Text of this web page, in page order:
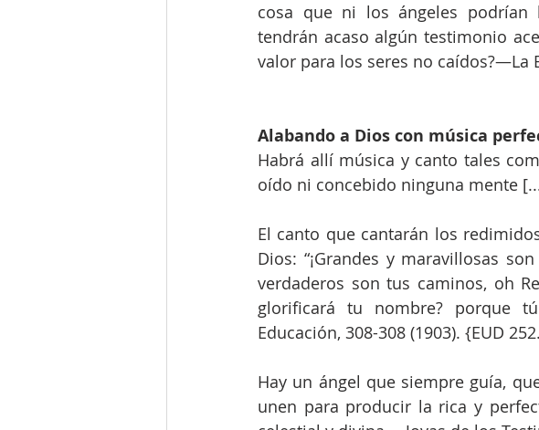
cosa que ni los ángeles podrían
tendrán acaso algún testimonio
valor para los seres no caídos?—La
Alabando a Dios con música
Habrá allí música y canto tales
oído ni concebido ninguna mente
El canto que cantarán los
Dios: “¡Grandes y maravillosas
verdaderos son tus caminos, oh
glorificará tu nombre? porque
Educación, 308-308 (1903). {EUD
Hay un ángel que siempre guía,
unen para producir la rica y